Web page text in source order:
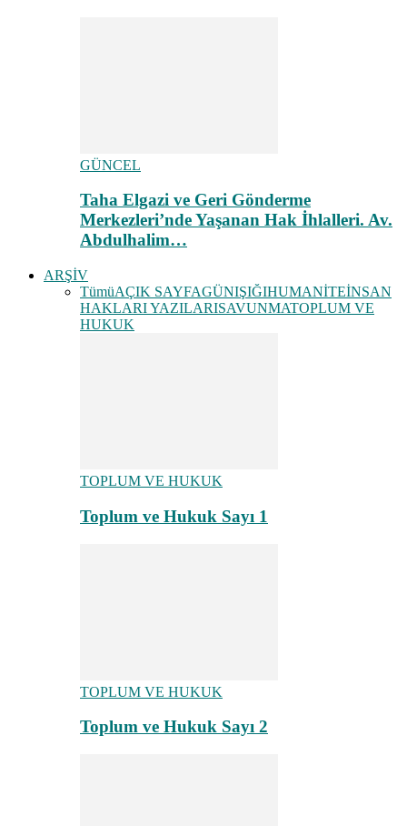
GÜNCEL
Taha Elgazi ve Geri Gönderme
Merkezleri’nde Yaşanan Hak İhlalleri. Av.
Abdulhalim…
ARŞİV
TümüAÇIK SAYFAGÜNIŞIĞIHUMANİTEİNSAN
HAKLARI YAZILARISAVUNMATOPLUM VE
HUKUK
TOPLUM VE HUKUK
Toplum ve Hukuk Sayı 1
TOPLUM VE HUKUK
Toplum ve Hukuk Sayı 2